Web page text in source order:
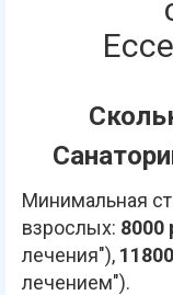
Минимальная
взрослых: 8000
лечения"),
лечением").